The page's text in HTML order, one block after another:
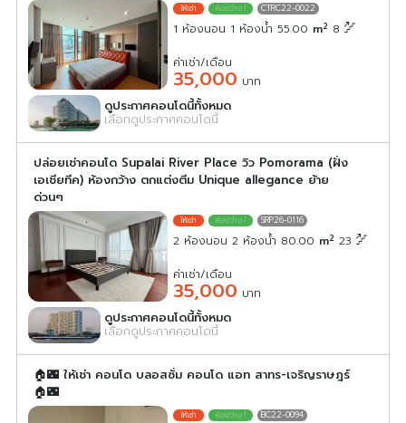
CTRC22-0022
1 ห้องนอน 1 ห้องน้ำ 55.00 m2 8
ค่าเช่า/เดือน
35,000 บาท
ดูประกาศคอนโดนี้ทั้งหมด
เลือกดูประกาศคอนโดนี้
ปล่อยเช่าคอนโด Supalai River Place วิว Pomorama (ฝั่ง
เอเชียทีค) ห้องกว้าง ตกแต่งตีม Unique allegance ย้าย
ด่วนๆ
SRP26-0116
2 ห้องนอน 2 ห้องน้ำ 80.00 m2 23
ค่าเช่า/เดือน
35,000 บาท
ดูประกาศคอนโดนี้ทั้งหมด
เลือกดูประกาศคอนโดนี้
🏠🌃 ให้เช่า คอนโด บลอสซั่ม คอนโด แอท สาทร-เจริญราษฎร์
🏠🌃
BC22-0094